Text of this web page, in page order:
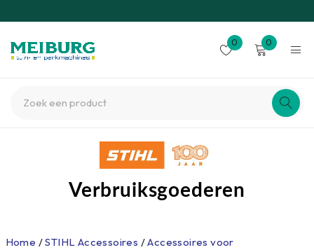
0 0
Verbruiksgoederen
Home /STIHL Accessoires /Accessoires voor